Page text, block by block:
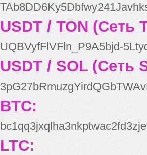
USDT / TON (Сеть
UQBVyfFlVFln_P9A5bjd-
USDT / SOL (Сеть
BTC:
LTC: